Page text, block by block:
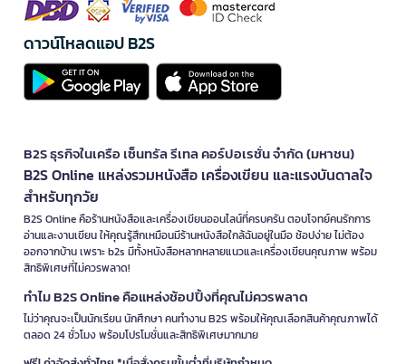
ดาวน์โหลดแอป B2S
B2S ธุรกิจในเครือ เซ็นทรัล รีเทล คอร์ปอเรชั่น จำกัด (มหาชน)
B2S Online แหล่งรวมหนังสือ เครื่องเขียน และแรงบันดาลใจ
สำหรับทุกวัย
B2S Online คือร้านหนังสือและเครื่องเขียนออนไลน์ที่ครบครัน ตอบโจทย์คนรักการ
อ่านและงานเขียน ให้คุณรู้สึกเหมือนมีร้านหนังสือใกล้ฉันอยู่ในมือ ช้อปง่าย ไม่ต้อง
ออกจากบ้าน เพราะ b2s มีทั้งหนังสือหลากหลายแนวและเครื่องเขียนคุณภาพ พร้อม
สิทธิพิเศษที่ไม่ควรพลาด!
ทำไม B2S Online คือแหล่งช้อปปิ้งที่คุณไม่ควรพลาด
ไม่ว่าคุณจะเป็นนักเรียน นักศึกษา คนทำงาน B2S พร้อมให้คุณเลือกสินค้าคุณภาพได้
ตลอด 24 ชั่วโมง พร้อมโปรโมชั่นและสิทธิพิเศษมากมาย